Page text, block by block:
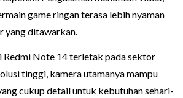
game ringan terasa lebih nyaman
yang ditawarkan.
Redmi Note 14 terletak pada sektor
tinggi, kamera utamanya mampu
cukup detail untuk kebutuhan sehari-